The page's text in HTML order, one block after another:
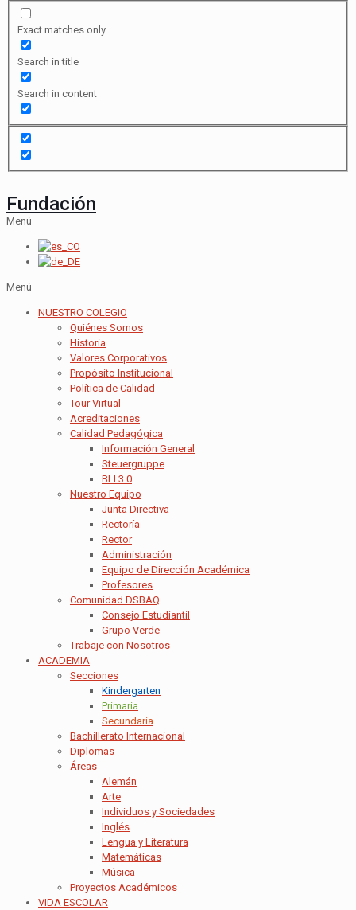
Exact matches only
Search in title
Search in content
Fundación
Menú
Menú
NUESTRO COLEGIO
Quiénes Somos
Historia
Valores Corporativos
Propósito Institucional
Política de Calidad
Tour Virtual
Acreditaciones
Calidad Pedagógica
Información General
Steuergruppe
BLI 3.0
Nuestro Equipo
Junta Directiva
Rectoría
Rector
Administración
Equipo de Dirección Académica
Profesores
Comunidad DSBAQ
Consejo Estudiantil
Grupo Verde
Trabaje con Nosotros
ACADEMIA
Secciones
Kindergarten
Primaria
Secundaria
Bachillerato Internacional
Diplomas
Áreas
Alemán
Arte
Individuos y Sociedades
Inglés
Lengua y Literatura
Matemáticas
Música
Proyectos Académicos
VIDA ESCOLAR